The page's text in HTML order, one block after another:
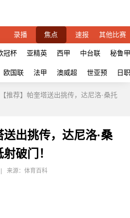
录播 焦点 速报 其他比赛
冠杯 亚精英 西甲 中台联 秘鲁甲
欧国联 法甲 澳威超 世亚预 日
【推荐】帕奎塔送出挑传，达尼洛·桑托
送出挑传，达尼洛·桑
破门！
来源：体育百科